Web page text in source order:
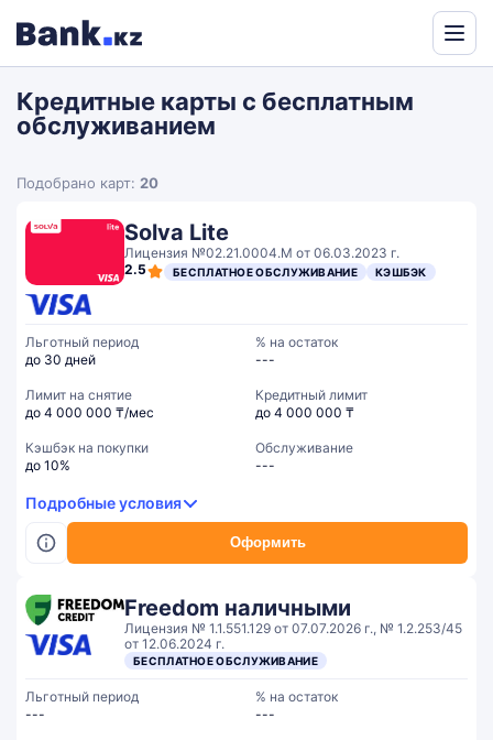
by
Translate
Кредитные карты с бесплатным
обслуживанием
Подобрано карт: 20
Solva Lite
Лицензия №02.21.0004.М от 06.03.2023 г.
2.5
БЕСПЛАТНОЕ ОБСЛУЖИВАНИЕ КЭШБЭК
Оформить
Льготный период
до 30 дней
% на остаток
---
Лимит на снятие
до 4 000 000 ₸/мес
Кредитный лимит
до 4 000 000 ₸
Кэшбэк на покупки
до 10%
Обслуживание
---
Подробные условия
Freedom наличными
Лицензия № 1.1.551.129 от 07.07.2026 г., № 1.2.253/45
от 12.06.2024 г.
БЕСПЛАТНОЕ ОБСЛУЖИВАНИЕ
Льготный период
---
% на остаток
---